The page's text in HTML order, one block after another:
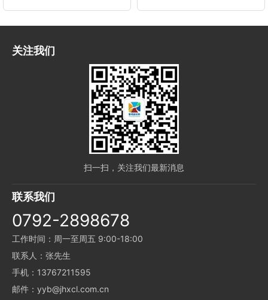
关注我们
扫一扫，关注我们最新消息
联系我们
0792-2898678
工作时间：周一至周五 9:00-18:00
联系人：张先生
手机：13767211595
邮件：yyb@jhxcl.com.cn